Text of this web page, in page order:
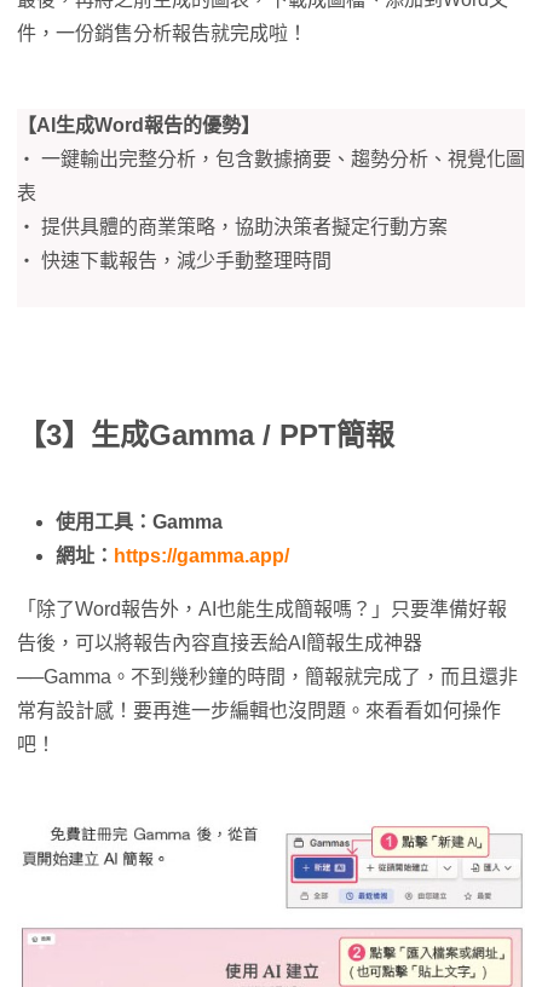
件，一份銷售分析報告就完成啦！
【AI生成Word報告的優勢】
‧ 一鍵輸出完整分析，包含數據摘要、趨勢分析、視覺化圖
表
‧ 提供具體的商業策略，協助決策者擬定行動方案
‧ 快速下載報告，減少手動整理時間
【3】生成Gamma / PPT簡報
使用工具：Gamma
網址： https://gamma.app/
「除了Word報告外，AI也能生成簡報嗎？」只要準備好報
告後，可以將報告內容直接丟給AI簡報生成神器
──Gamma。不到幾秒鐘的時間，簡報就完成了，而且還非
常有設計感！要再進一步編輯也沒問題。來看看如何操作
吧！